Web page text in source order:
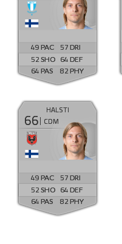
49
52
64
57
64
82
66 CDM
HALSTI
49
52
64
57
64
82